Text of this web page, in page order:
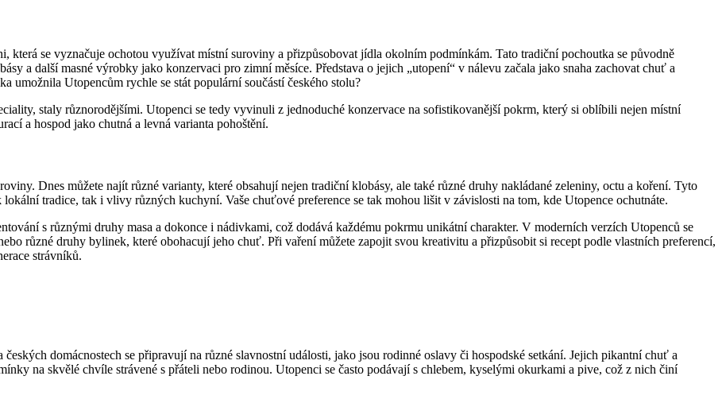
která se vyznačuje ochotou využívat místní suroviny a přizpůsobovat jídla okolním podmínkám. Tato tradiční pochoutka se původně
a další masné výrobky jako konzervaci pro zimní měsíce. Představa o jejich „utopení“ v nálevu začala jako snaha zachovat chuť a
umožnila Utopencům rychle se stát populární součástí českého stolu?
staly různorodějšími. Utopenci se tedy vyvinuli z jednoduché konzervace na sofistikovanější pokrm, který si oblíbili nejen místní
a hospod jako chutná a levná varianta pohoštění.
Dnes můžete najít různé varianty, které obsahují nejen tradiční klobásy, ale také různé druhy nakládané zeleniny, octu a koření. Tyto
tradice, tak i vlivy různých kuchyní. Vaše chuťové preference se tak mohou lišit v závislosti na tom, kde Utopence ochutnáte.
s různými druhy masa a dokonce i nádivkami, což dodává každému pokrmu unikátní charakter. V moderních verzích Utopenců se
různé druhy bylinek, které obohacují jeho chuť. Při vaření můžete zapojit svou kreativitu a přizpůsobit si recept podle vlastních preferencí,
strávníků.
domácnostech se připravují na různé slavnostní události, jako jsou rodinné oslavy či hospodské setkání. Jejich pikantní chuť a
na skvělé chvíle strávené s přáteli nebo rodinou. Utopenci se často podávají s chlebem, kyselými okurkami a pive, což z nich činí